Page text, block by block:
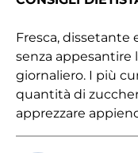
Fresca, dissetante
senza appesantire
giornaliero. I più
quantità di
apprezzare